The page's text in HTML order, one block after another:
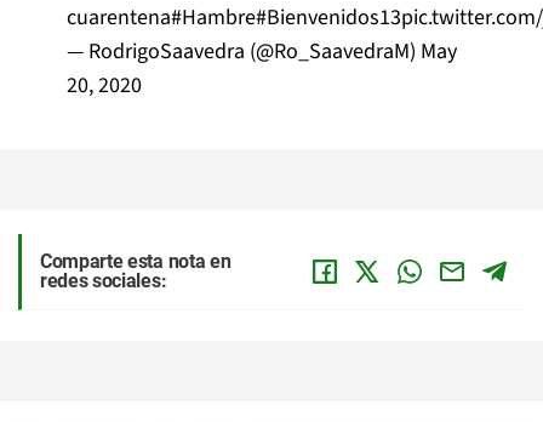
cuarentena#Hambre#Bienvenidos13
— RodrigoSaavedra (@Ro_SaavedraM) May
20, 2020
Comparte esta nota en
redes sociales: